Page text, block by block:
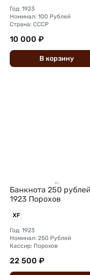
Год: 1923
Номинал: 100 Рублей
Страна: СССР
10 000 ₽
В корзину
Банкнота 250 рублей
1923 Порохов
XF
Год: 1923
Номинал: 250 Рублей
Кассир: Порохов
22 500 ₽